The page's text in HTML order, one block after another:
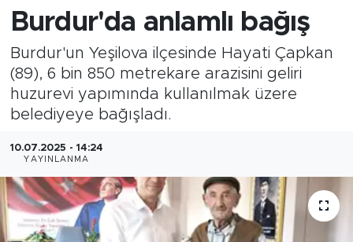
Burdur'da anlamlı bağış
Burdur'un Yeşilova ilçesinde Hayati Çapkan
(89), 6 bin 850 metrekare arazisini geliri
huzurevi yapımında kullanılmak üzere
belediyeye bağışladı.
10.07.2025 - 14:24
YAYINLANMA
Gündem
İlçeler
Kültür- Sanat
Özel Haber
Politika
Tüm Manşetler
Son Dakika Haberleri
Haber Arşivi